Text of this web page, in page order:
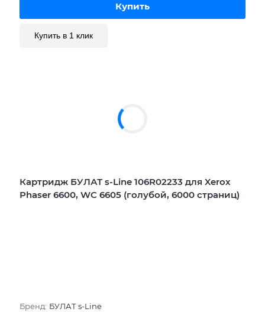
Купить в 1 клик
Картридж БУЛАТ s-Line 106R02233 для Xerox
Phaser 6600, WC 6605 (голубой, 6000 страниц)
Бренд: БУЛАТ s-Line